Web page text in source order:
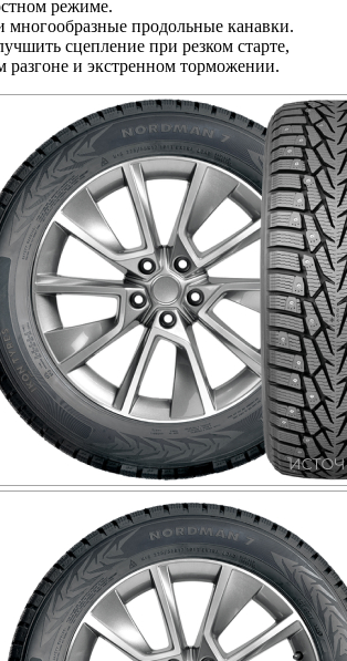
режиме.
многообразные продольные канавки.
сцепление при резком старте,
разгоне и экстренном торможении.